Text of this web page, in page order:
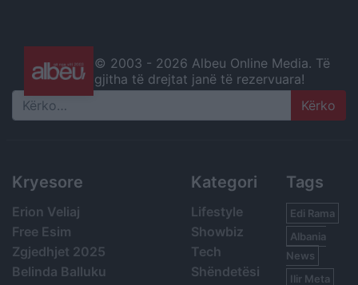
© 2003 - 2026 Albeu Online Media. Të
gjitha të drejtat janë të rezervuara!
Search
Kryesore
Erion Veliaj
Free Esim
Zgjedhjet 2025
Belinda Balluku
Kategori
Lifestyle
Showbiz
Tech
Shëndetësi
Tags
Edi Rama
Albania
News
Ilir Meta